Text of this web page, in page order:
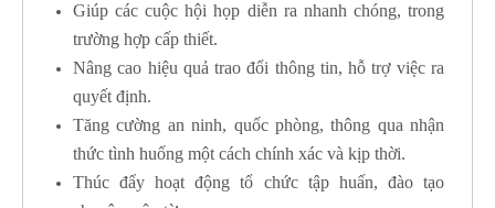
Giúp các cuộc hội họp diễn ra nhanh chóng, trong
trường hợp cấp thiết.
Nâng cao hiệu quả trao đổi thông tin, hỗ trợ việc ra
quyết định.
Tăng cường an ninh, quốc phòng, thông qua nhận
thức tình huống một cách chính xác và kịp thời.
Thúc đẩy hoạt động tổ chức tập huấn, đào tạo